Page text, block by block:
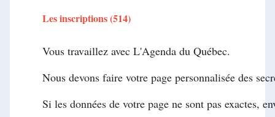
Les inscriptions (514)
Vous travaillez avec L'Agenda du Québec.
Nous devons faire votre page personnalisée des
Si les données de votre page ne sont pas exactes,